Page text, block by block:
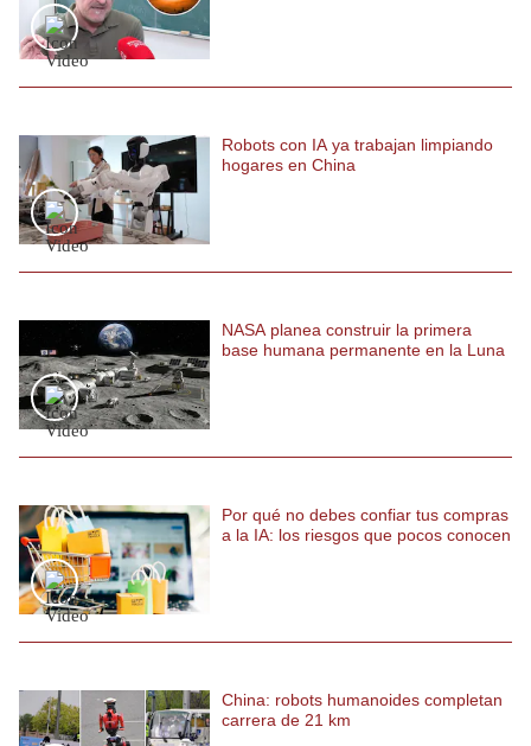
Privacidad
Politica
Cookies
Frecuentes
Robots con IA ya trabajan limpiando
hogares en China
NASA planea construir la primera
base humana permanente en la Luna
Por qué no debes confiar tus compras
a la IA: los riesgos que pocos conocen
China: robots humanoides completan
carrera de 21 km